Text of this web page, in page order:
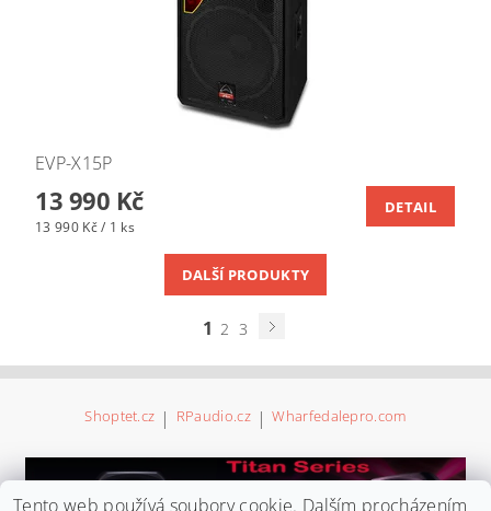
EVP-X15P
13 990 Kč
13 990 Kč / 1 ks
DETAIL
DALŠÍ PRODUKTY
1 2 3
Shoptet.cz | RPaudio.cz | Wharfedalepro.com
Tento web používá soubory cookie. Dalším procházením